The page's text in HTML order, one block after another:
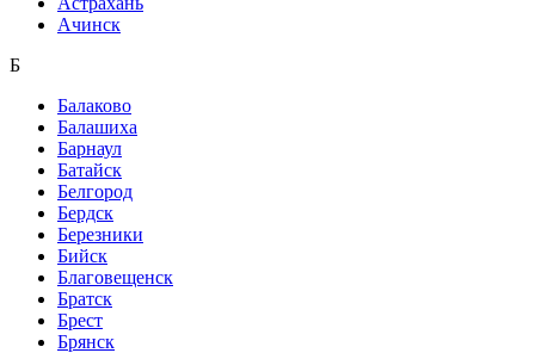
Ачинск
Б
Балаково
Балашиха
Барнаул
Батайск
Белгород
Бердск
Березники
Бийск
Благовещенск
Братск
Брест
Брянск